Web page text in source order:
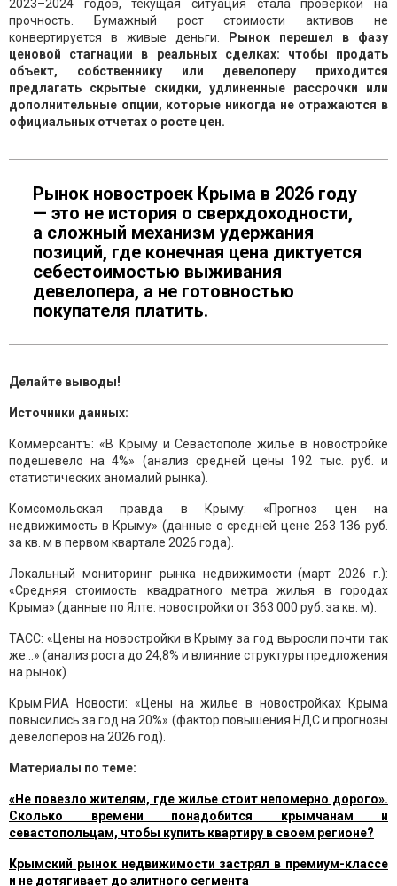
2023–2024 годов, текущая ситуация стала проверкой на
прочность. Бумажный рост стоимости активов не
конвертируется в живые деньги.
Рынок перешел в фазу
ценовой стагнации в реальных сделках: чтобы продать
объект, собственнику или девелоперу приходится
предлагать скрытые скидки, удлиненные рассрочки или
дополнительные опции, которые никогда не отражаются в
официальных отчетах о росте цен.
Рынок новостроек Крыма в 2026 году
— это не история о сверхдоходности,
а сложный механизм удержания
позиций, где конечная цена диктуется
себестоимостью выживания
девелопера, а не готовностью
покупателя платить.
Делайте выводы!
Источники данных:
Коммерсантъ: «В Крыму и Севастополе жилье в новостройке
подешевело на 4%» (анализ средней цены 192 тыс. руб. и
статистических аномалий рынка).
Комсомольская правда в Крыму: «Прогноз цен на
недвижимость в Крыму» (данные о средней цене 263 136 руб.
за кв. м в первом квартале 2026 года).
Локальный мониторинг рынка недвижимости (март 2026 г.):
«Средняя стоимость квадратного метра жилья в городах
Крыма» (данные по Ялте: новостройки от 363 000 руб. за кв. м).
ТАСС: «Цены на новостройки в Крыму за год выросли почти так
же...» (анализ роста до 24,8% и влияние структуры предложения
на рынок).
Крым.РИА Новости: «Цены на жилье в новостройках Крыма
повысились за год на 20%» (фактор повышения НДС и прогнозы
девелоперов на 2026 год).
Материалы по теме:
«Не повезло жителям, где жилье стоит непомерно дорого».
Сколько времени понадобится крымчанам и
севастопольцам, чтобы купить квартиру в своем регионе?
Крымский рынок недвижимости застрял в премиум-классе
и не дотягивает до элитного сегмента